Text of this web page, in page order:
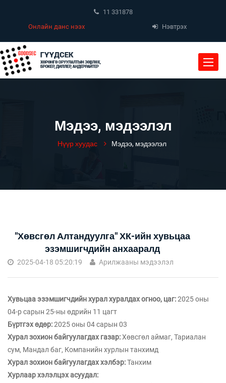
11 331878
Онлайн данс нээх
Нэвтрэх
Toggle
Мэдээ, мэдээлэл
Нүүр хуудас Мэдээ, мэдээлэл
"Хөвсгөл Алтандуулга" ХК-ийн хувьцаа
эзэмшигчдийн анхааралд
2025-04-18 05:20:19 Арилжааны мэдээлэл
Хувьцаа эзэмшигчдийн хурал хуралдах огноо, цаг:2025 оны
04-р сарын 25-ны өдрийн 11 цагт
Бүртгэх өдөр:2025 оны 04 сарын 03
Хурал зохион байгуулагдах газар:Хөвсгөл аймаг, Тариалан
сум, Мандал баг, Компанийн хурлын танхимд
Хурал зохион байгуулагдах хэлбэр:Танхим
Хурлаар хэлэлцэх асуудал: